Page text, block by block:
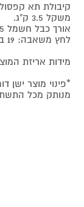
קיבולת תא קפסולות
משקל 3.5 ק"ג.
אורך כבל חשמל 0.75 מטר.
לחץ משאבה: 19 בר.
מידות אריזת המוצר עומק- 26.5
*פינוי מוצר ישן
מנותק מכל